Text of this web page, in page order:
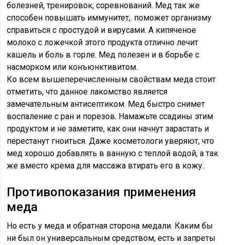
болезней, тренировок, соревнований. Мед так же
способен повышать иммунитет,. поможет организму
справиться с простудой и вирусами. А кипяченое
молоко с ложечкой этого продукта отлично лечит
кашель и боль в горле. Мед полезен и в борьбе с
насморком или конъюнктивитом.
Ко всем вышеперечисленным свойствам меда стоит
отметить, что данное лакомство является
замечательным антисептиком. Мед быстро снимет
воспаление с ран и порезов. Намажьте ссадины этим
продуктом и не заметите, как они начнут зарастать и
перестанут гноиться. Даже косметологи уверяют, что
мед хорошо добавлять в ванную с теплой водой, а так
же вместо крема для массажа втирать его в кожу.
Противопоказания применения
меда
Но есть у меда и обратная сторона медали. Каким бы
ни был он универсальным средством, есть и запреты